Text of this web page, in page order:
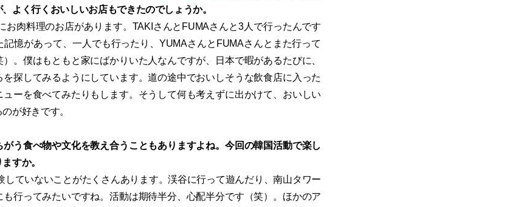
よく行くおいしいお店もできたのでしょうか。
お肉料理のお店があります。TAKIさんとFUMAさんと3人で行ったんです
記憶があって、一人でも行ったり、YUMAさんとFUMAさんとまた行って
。僕はもともと家にばかりいた人なんですが、日本で暇があるたびに、
探してみるようにしています。道の途中でおいしそうな飲食店に入った
ューを食べてみたりもします。そうして何も考えずに出かけて、おいしい
が好きです。
がう食べ物や文化を教え合うこともありますよね。今回の韓国活動で楽し
すか。
していないことがたくさんあります。渓谷に行って遊んだり、南山タワー
行ってみたいですね。活動は期待半分、心配半分です（笑）。ほかのア